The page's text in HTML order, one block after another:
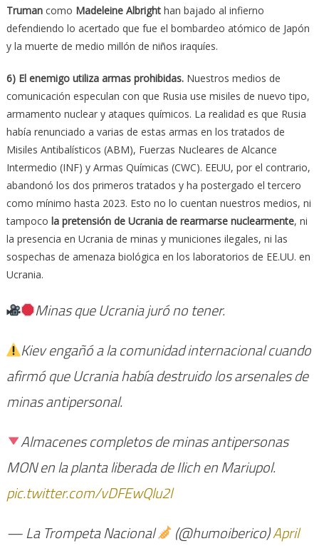
Trumancomo Madeleine Albright han bajado al infierno
defendiendo lo acertado que fue el bombardeo atómico de Japón
y la muerte de medio millón de niños iraquíes.
6) El enemigo utiliza armas prohibidas.Nuestros medios de
comunicación especulan con que Rusia use misiles de nuevo tipo,
armamento nuclear y ataques químicos. La realidad es que Rusia
había renunciado a varias de estas armas en los tratados de
Misiles Antibalísticos (ABM), Fuerzas Nucleares de Alcance
Intermedio (INF) y Armas Químicas (CWC). EEUU, por el contrario,
abandonó los dos primeros tratados y ha postergado el tercero
como mínimo hasta 2023. Esto no lo cuentan nuestros medios, ni
tampoco la pretensión de Ucrania de rearmarse nuclearmente, ni
la presencia en Ucrania de minas y municiones ilegales, ni las
sospechas de amenaza biológica en los laboratorios de EE.UU. en
Ucrania.
Minas que Ucrania juró no tener.
Kiev engañó a la comunidad internacional cuando
afirmó que Ucrania había destruido los arsenales de
minas antipersonal.
Almacenes completos de minas antipersonas
MON en la planta liberada de Ilich en Mariupol.
pic.twitter.com/vDFEwQlu2l
— La Trompeta Nacional
(@humoiberico)April